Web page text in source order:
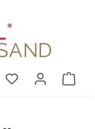
Du hast 0